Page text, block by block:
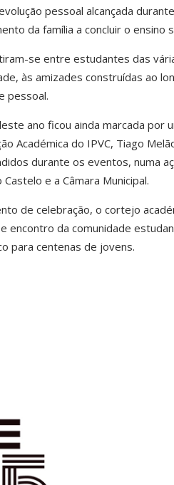
pessoal alcançada
da família a concluir o ensino
se entre estudantes das
às amizades construídas ao
pessoal.
ano ficou ainda marcada por
Académica do IPVC, Tiago
durante os eventos, numa
e a Câmara Municipal.
de celebração, o cortejo
encontro da comunidade
para centenas de jovens.